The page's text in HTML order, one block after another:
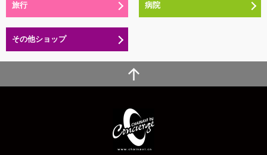
旅行 病院
その他ショップ